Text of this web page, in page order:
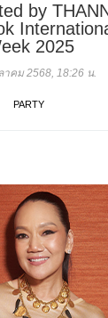
by
2025
คม 2568, 18:26 น.
PARTY